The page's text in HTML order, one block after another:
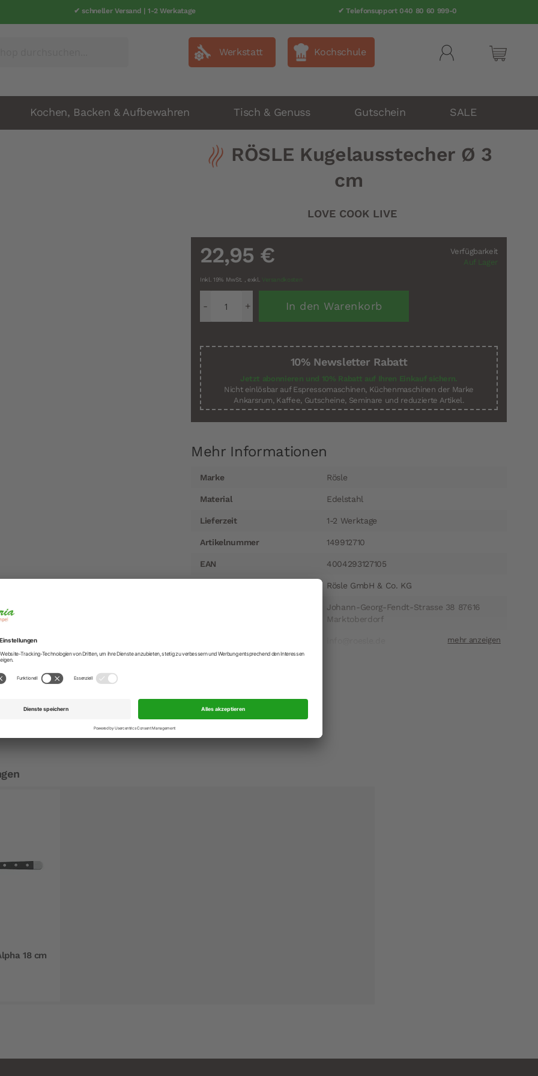
✔ schneller Versand | 1-2 Werkatage ✔ Telefonsupport 040 80 60 999-0
Mein
Werkstatt Kochschule
Kochen, Backen & Aufbewahren Tisch & Genuss Gutschein SALE
RÖSLE Kugelausstecher Ø 3
cm
LOVE COOK LIVE
Verfügbarkeit
Auf Lager
22,95 €
Inkl. 19% MwSt. , exkl. Versandkosten
In den Warenkorb
10% Newsletter Rabatt
Jetzt abonnieren und 10% Rabatt auf Ihren Einkauf sichern.
Nicht einlösbar auf Espressomaschinen, Küchenmaschinen der Marke
Ankarsrum, Kaffee, Gutscheine, Seminare und reduzierte Artikel.
Mehr Informationen
Informationen
Marke Rösle
Material Edelstahl
Lieferzeit 1-2 Werktage
Artikelnummer 149912710
EAN 4004293127105
Rösle GmbH & Co. KG
Johann-Georg-Fendt-Strasse 38 87616
Marktoberdorf
Ø 3 cm
aus Obst und Gemüse.
dafür, dass sich die Kugeln leicht aus dem Ausstecher lösen.
18 cm